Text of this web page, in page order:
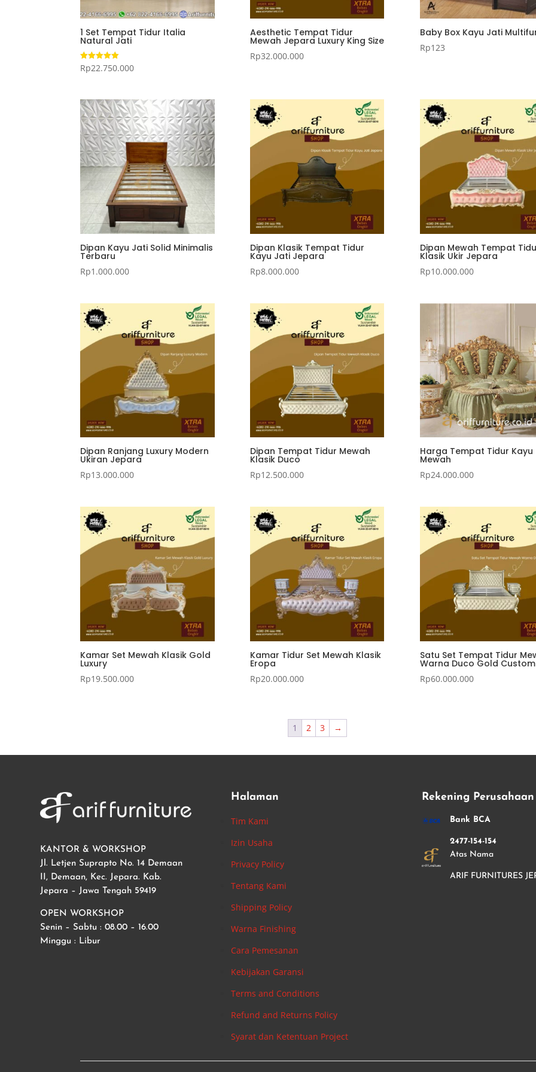
1 Set Tempat Tidur Italia
Natural Jati
Dinilai
5.00
Rp22.750.000
Aesthetic Tempat Tidur
Mewah Jepara Luxury King Size
Rp32.000.000
Baby Box Kayu Jati
Rp123
Dipan Kayu Jati Solid Minimalis
Terbaru
Rp1.000.000
Dipan Klasik Tempat Tidur
Kayu Jati Jepara
Rp8.000.000
Dipan Mewah Tempat
Klasik Ukir Jepara
Rp10.000.000
Dipan Ranjang Luxury Modern
Ukiran Jepara
Rp13.000.000
Dipan Tempat Tidur Mewah
Klasik Duco
Rp12.500.000
Harga Tempat Tidur Kayu
Mewah
Rp24.000.000
Kamar Set Mewah Klasik Gold
Luxury
Rp19.500.000
Kamar Tidur Set Mewah Klasik
Eropa
Rp20.000.000
Satu Set Tempat Tidur
Warna Duco Gold Custom
Rp60.000.000
1 2 3 →
KANTOR & WORKSHOP
Jl. Letjen Suprapto No. 14 Demaan
II, Demaan, Kec. Jepara. Kab.
Jepara – Jawa Tengah 59419
OPEN WORKSHOP
Senin – Sabtu : 08.00 – 16.00
Minggu : Libur
Halaman
Tim Kami
Izin Usaha
Privacy Policy
Tentang Kami
Shipping Policy
Warna Finishing
Cara Pemesanan
Kebijakan Garansi
Terms and Conditions
Refund and Returns Policy
Syarat dan Ketentuan Project
Rekening Perusahaan
Bank BCA
2477-154-154
Atas Nama
ARIF FURNITURES